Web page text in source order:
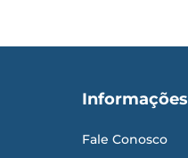
Informações
Fale Conosco